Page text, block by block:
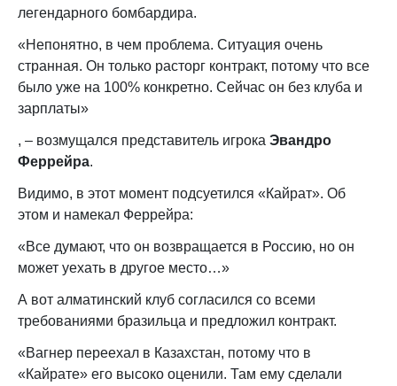
легендарного бомбардира.
«Непонятно, в чем проблема. Ситуация очень
странная. Он только расторг контракт, потому что все
было уже на 100% конкретно. Сейчас он без клуба и
зарплаты»
, – возмущался представитель игрока Эвандро
Феррейра.
Видимо, в этот момент подсуетился «Кайрат». Об
этом и намекал Феррейра:
«Все думают, что он возвращается в Россию, но он
может уехать в другое место…»
А вот алматинский клуб согласился со всеми
требованиями бразильца и предложил контракт.
«Вагнер переехал в Казахстан, потому что в
«Кайрате» его высоко оценили. Там ему сделали